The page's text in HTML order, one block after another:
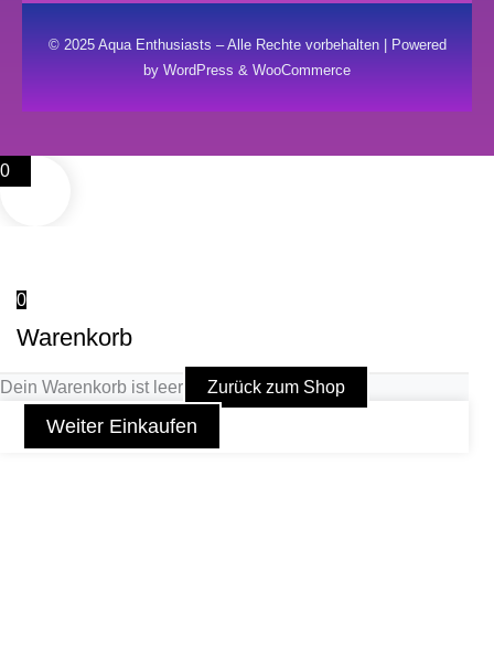
© 2025 Aqua Enthusiasts – Alle Rechte vorbehalten | Powered
by WordPress & WooCommerce
0
0
Warenkorb
Dein Warenkorb ist leer Zurück zum Shop
Weiter Einkaufen